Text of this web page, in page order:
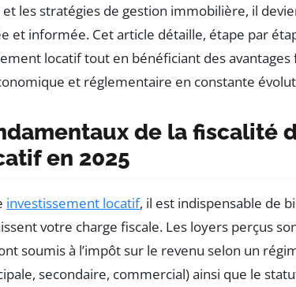
les stratégies de gestion immobilière, il
et informée. Cet article détaille, étape par
locatif tout en bénéficiant des avantages
et réglementaire en constante
de la fiscalité
en 2025
investissement locatif, il est indispensable de
votre charge fiscale. Les loyers perçus
soumis à l’impôt sur le revenu selon un
secondaire, commercial) ainsi que le